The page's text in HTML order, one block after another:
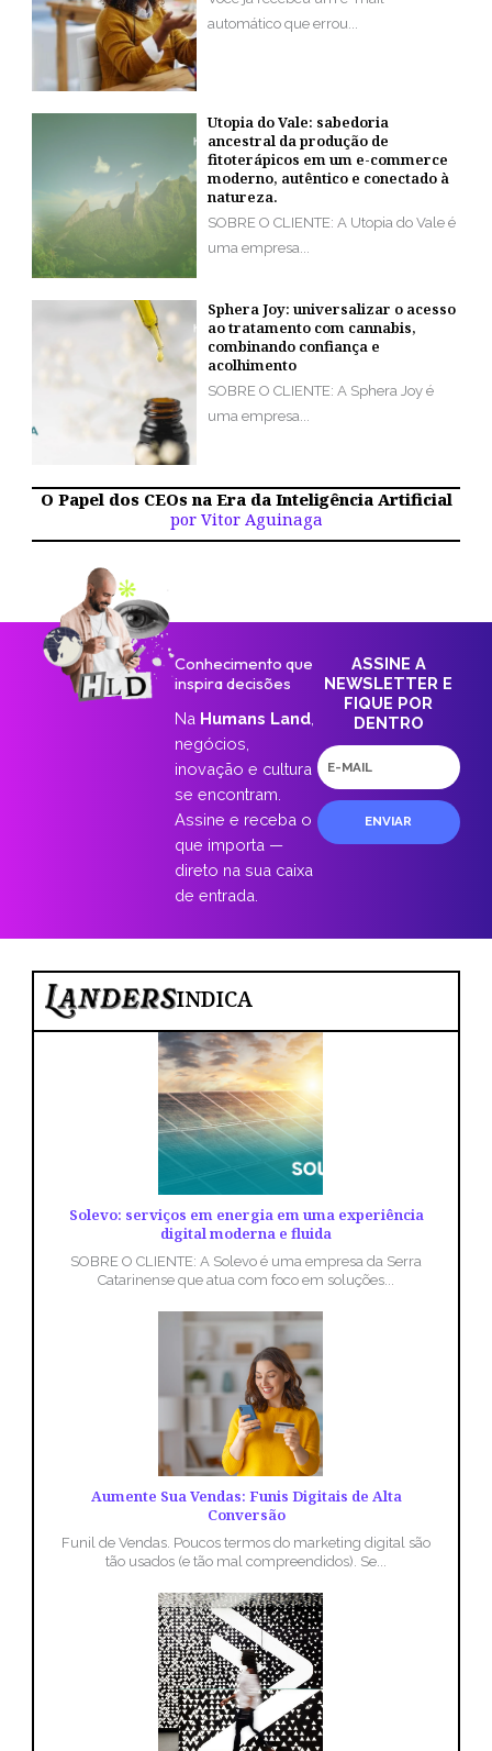
automático que errou...
Utopia do Vale: sabedoria
ancestral da produção de
fitoterápicos em um e-commerce
moderno, autêntico e conectado à
natureza.
SOBRE O CLIENTE: A Utopia do Vale é
uma empresa...
Sphera Joy: universalizar o acesso
ao tratamento com cannabis,
combinando confiança e
acolhimento
SOBRE O CLIENTE: A Sphera Joy é
uma empresa...
O Papel dos CEOs na Era da Inteligência Artificial
por Vitor Aguinaga
Conhecimento que
inspira decisões
Na Humans Land
negócios,
inovação e cultura
se encontram.
Assine e receba o
que importa —
direto na sua caixa
de entrada.
ASSINE A
NEWSLETTER E
FIQUE POR
DENTRO
E-
mail
ENVIAR
INDICA
Solevo: serviços em energia em uma experiência
digital moderna e fluida
SOBRE O CLIENTE: A Solevo é uma empresa da Serra
Catarinense que atua com foco em soluções...
Aumente Sua Vendas: Funis Digitais de Alta
Conversão
Funil de Vendas. Poucos termos do marketing digital são
tão usados (e tão mal compreendidos). Se...